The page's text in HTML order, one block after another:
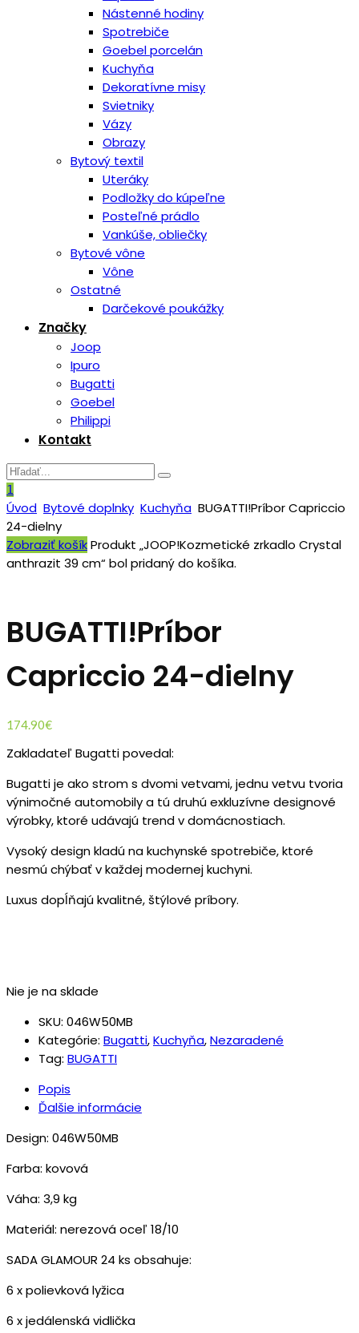
Nástenné hodiny
Spotrebiče
Goebel porcelán
Kuchyňa
Dekoratívne misy
Svietniky
Vázy
Obrazy
Bytový textil
Uteráky
Podložky do kúpeľne
Posteľné prádlo
Vankúše, obliečky
Bytové vône
Vône
Ostatné
Darčekové poukážky
Značky
Joop
Ipuro
Bugatti
Goebel
Philippi
Kontakt
1
Úvod Bytové doplnky Kuchyňa BUGATTI!Príbor Capriccio
24-dielny
Zobraziť košíkProdukt „JOOP!Kozmetické zrkadlo Crystal
anthrazit 39 cm“ bol pridaný do košíka.
BUGATTI!Príbor
Capriccio 24-dielny
174.90€
Zakladateľ Bugatti povedal:
Bugatti je ako strom s dvomi vetvami, jednu vetvu tvoria
výnimočné automobily a tú druhú exkluzívne designové
výrobky, ktoré udávajú trend v domácnostiach.
Vysoký design kladú na kuchynské spotrebiče, ktoré
nesmú chýbať v každej modernej kuchyni.
Luxus dopĺňajú kvalitné, štýlové príbory.
Nie je na sklade
SKU: 046W50MB
Kategórie: Bugatti,Kuchyňa,Nezaradené
Tag: BUGATTI
Popis
Ďalšie informácie
Design: 046W50MB
Farba: kovová
Váha: 3,9 kg
Materiál: nerezová oceľ 18/10
SADA GLAMOUR 24 ks obsahuje:
6 x polievková lyžica
6 x jedálenská vidlička